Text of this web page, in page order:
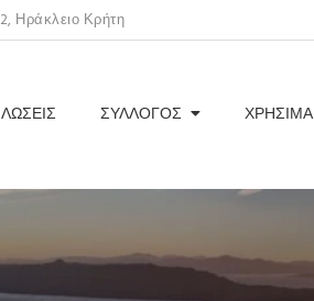
Ηράκλειο Κρήτη
ΣΥΛΛΟΓΟΣ ΧΡΗΣΙΜΑ